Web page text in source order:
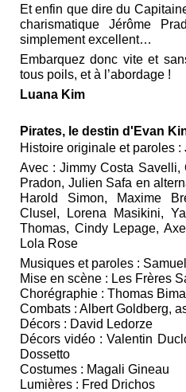
Et enfin que dire du
charismatique Jérôme
simplement excellent…
Embarquez donc vite et
tous poils, et à l’abordage !
Luana Kim
Pirates, le destin d'Evan
Histoire originale et paroles :
Avec : Jimmy Costa Savelli,
Pradon, Julien Safa en
Harold Simon, Maxime
Clusel, Lorena Masikini,
Thomas, Cindy Lepage,
Lola Rose
Musiques et paroles :
Mise en scène : Les Frères
Chorégraphie : Thomas
Combats : Albert Goldberg,
Décors : David Ledorze
Décors vidéo : Valentin
Dossetto
Costumes : Magali Gineau
Lumières : Fred Drichos